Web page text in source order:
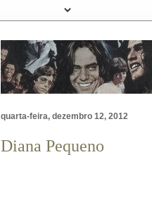
quarta-feira, dezembro 12, 2012
Diana Pequeno